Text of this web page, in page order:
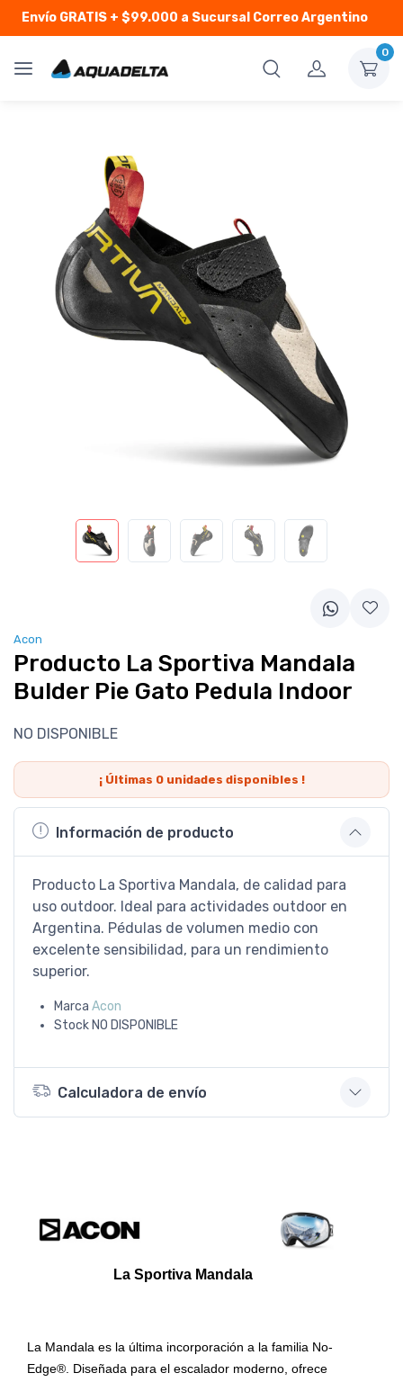
Envío GRATIS+ $99.000 a Sucursal Correo Argentino
0
Acon
Producto La Sportiva Mandala
Bulder Pie Gato Pedula Indoor
NO DISPONIBLE
¡ Últimas 0unidades disponibles !
Información de producto
Producto La Sportiva Mandala, de calidad para
uso outdoor. Ideal para actividades outdoor en
Argentina. Pédulas de volumen medio con
excelente sensibilidad, para un rendimiento
superior.
Marca Acon
Stock NO DISPONIBLE
Calculadora de envío
La Sportiva Mandala
La Mandala es la última incorporación a la familia No-
Edge®. Diseñada para el escalador moderno, ofrece